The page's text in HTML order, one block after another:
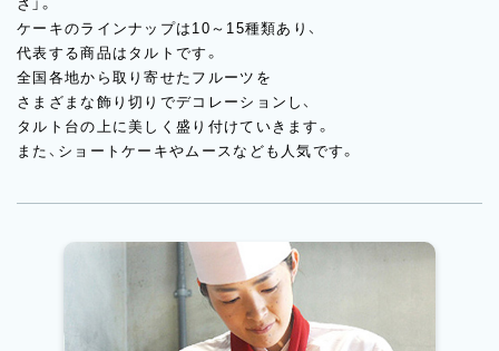
さ」。
ケーキのラインナップは10～15種類あり、
代表する商品はタルトです。
全国各地から取り寄せたフルーツを
さまざまな飾り切りでデコレーションし、
タルト台の上に美しく盛り付けていきます。
また、ショートケーキやムースなども人気です。